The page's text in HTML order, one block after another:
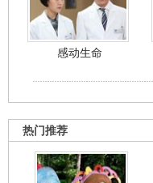
感动生命
热门推荐